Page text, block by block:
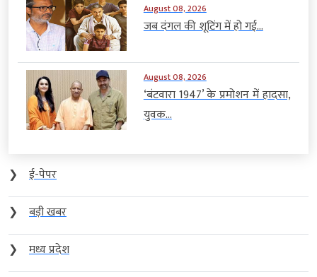
August 08, 2026
जब दंगल की शूटिंग में हो गई...
August 08, 2026
‘बंटवारा 1947’ के प्रमोशन में हादसा,
युवक...
❯
ई-पेपर
❯
बड़ी खबर
❯
मध्य प्रदेश